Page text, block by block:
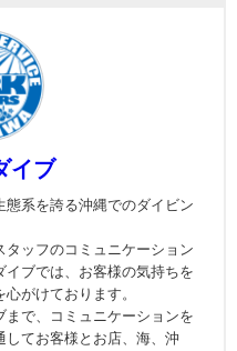
イブ
系を誇る沖縄でのダイビン
タッフのコミュニケーション
イブでは、お客様の気持ちを
がけております。
で、コミュニケーションを
してお客様とお店、海、沖